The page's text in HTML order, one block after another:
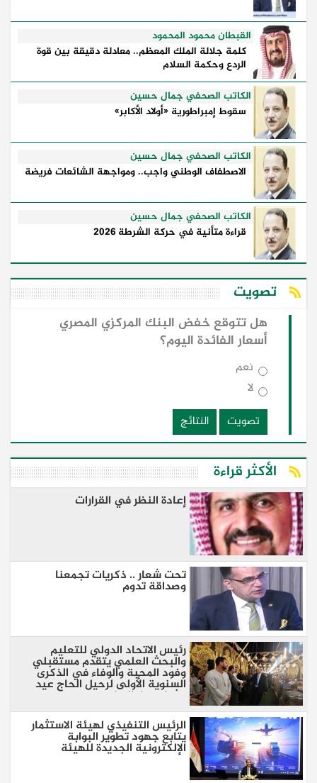
القبطان محمود المحمود
كلمة جلالة الملك المعظم.. معادلة دقيقة بين قوة
الردع وحكمة السلام
الكاتب الصحفي جمال حسين
سقوط إمبراطورية «أولاد الأكابر»
الكاتب الصحفي جمال حسين
الاصطفاف الوطني واجب.. ومواجهة الشائعات فريضة
الكاتب الصحفي جمال حسين
قراءة متأنية في حركة الشرطة 2026
تصويت
هل تتوقع خفض البنك المركزي المصري
أسعار الفائدة اليوم؟
نعم
لا
تصويت
النتائج
الأكثر قراءة
إعادة النظر في القرارات
تحت شعار .. ذكريات تجمعنا
وصداقة تدوم
رئيس الاتحاد الدولي للتعليم
والبحث العلمي يتقدم مستقبلي
وفود المحبة والوفاء في الذكرى
السنوية الأولى لرحيل الحاج عيد
عثمان بدار السلام
الرئيس التنفيذي لهيئة الاستثمار
يتابع جهود تطوير البوابة
الإلكترونية الجديدة للهيئة